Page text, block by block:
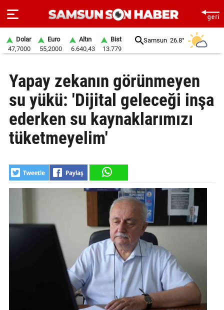
SAYFA
SAMSUN
HABER
SAMSUNSPOR
SİYASET
DÜNYA
Dolar
47,7000
Euro
55,2000
Altın
6.640,43
Bist
13.779
Samsun 26.8°
Yapay zekanın görünmeyen
su yükü: 'Dijital geleceği inşa
ederken su kaynaklarımızı
tüketmeyelim'